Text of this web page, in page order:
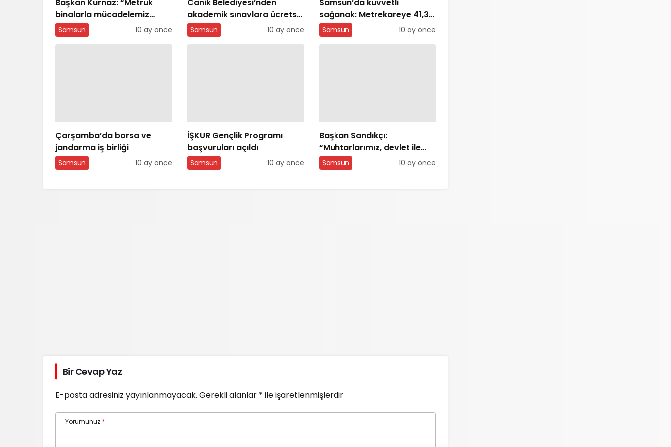
Başkan Kurnaz: “Metruk
binalarla mücadelemiz
sürecek”
Samsun 10 ay önce
Canik Belediyesi’nden
akademik sınavlara ücretsiz
eğitim
Samsun 10 ay önce
Samsun’da kuvvetli
sağanak: Metrekareye 41,3
kilo yağış düştü
Samsun 10 ay önce
Çarşamba’da borsa ve
jandarma iş birliği
Samsun 10 ay önce
İŞKUR Gençlik Programı
başvuruları açıldı
Samsun 10 ay önce
Başkan Sandıkçı:
“Muhtarlarımız, devlet ile
milleti birleştiren gönül
elçileridir”
Samsun 10 ay önce
Bir Cevap Yaz
E-posta adresiniz yayınlanmayacak. Gerekli alanlar * ile işaretlenmişlerdir
Yorumunuz *